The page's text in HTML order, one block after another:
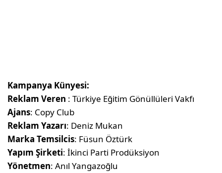
Kampanya Künyesi:
Reklam Veren : Türkiye Eğitim Gönüllüleri Vakfı
Ajans: Copy Club
Reklam Yazarı: Deniz Mukan
Marka Temsilcis: Füsun Öztürk
Yapım Şirketi: İkinci Parti Prodüksiyon
Yönetmen: Anıl Yangazoğlu